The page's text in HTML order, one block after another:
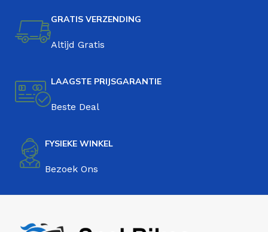
GRATIS VERZENDING
Altijd Gratis
LAAGSTE PRIJSGARANTIE
Beste Deal
FYSIEKE WINKEL
Bezoek Ons